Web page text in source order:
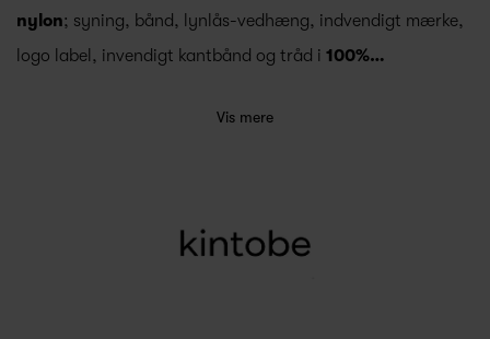
nylon; syning, bånd, lynlås-vedhæng, indvendigt mærke,
logo label, invendigt kantbånd og tråd i 100%…
Vis mere